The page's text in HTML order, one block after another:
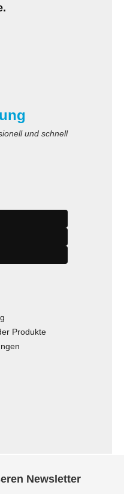
und schnell
Produkte
Newsletter